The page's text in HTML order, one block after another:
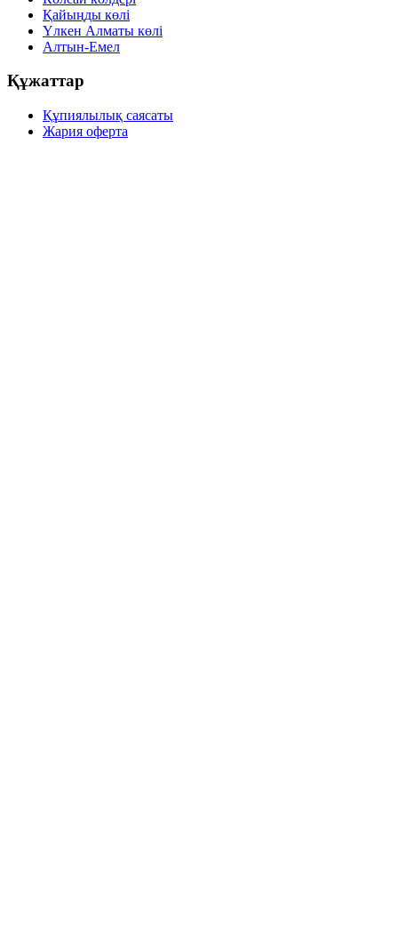
Қайыңды көлі
Үлкен Алматы көлі
Алтын-Емел
Құжаттар
Құпиялылық саясаты
Жария оферта